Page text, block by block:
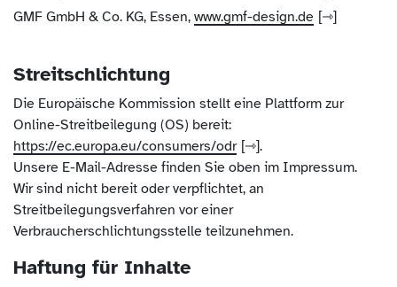
GMF GmbH & Co. KG, Essen, www.gmf-design.de
Streitschlichtung
Die Europäische Kommission stellt eine Plattform zur
Online-Streitbeilegung (OS) bereit:
https://ec.europa.eu/consumers/odr
.
Unsere E-Mail-Adresse finden Sie oben im Impressum.
Wir sind nicht bereit oder verpflichtet, an
Streitbeilegungsverfahren vor einer
Verbraucherschlichtungsstelle teilzunehmen.
Haftung für Inhalte